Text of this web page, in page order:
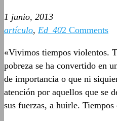
1 junio, 2013
artículo, Ed_402 Comments
«Vivimos tiempos violentos.
pobreza se ha convertido en
de importancia o que ni
atención por aquellos que se
sus fuerzas, a huirle.